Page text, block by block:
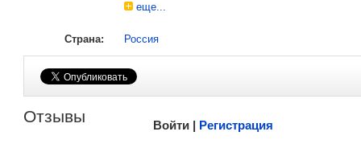
еще...
Страна: Россия
Отзывы Войти | Регистрация